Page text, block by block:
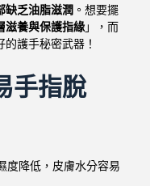
缺乏油脂滋潤 。想要擺
滋養與保護指緣」，而
護手秘密武器！
手指脫
度降低，皮膚水分容易